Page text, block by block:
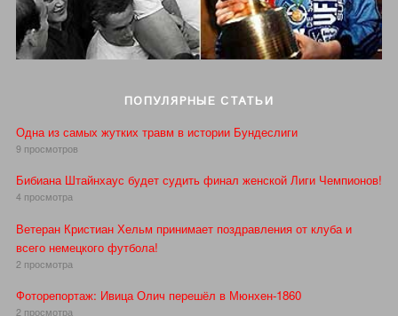
ПОПУЛЯРНЫЕ СТАТЬИ
Одна из самых жутких травм в истории Бундеслиги
9 просмотров
Бибиана Штайнхаус будет судить финал женской Лиги Чемпионов!
4 просмотра
Ветеран Кристиан Хельм принимает поздравления от клуба и
всего немецкого футбола!
2 просмотра
Фоторепортаж: Ивица Олич перешёл в Мюнхен-1860
2 просмотра